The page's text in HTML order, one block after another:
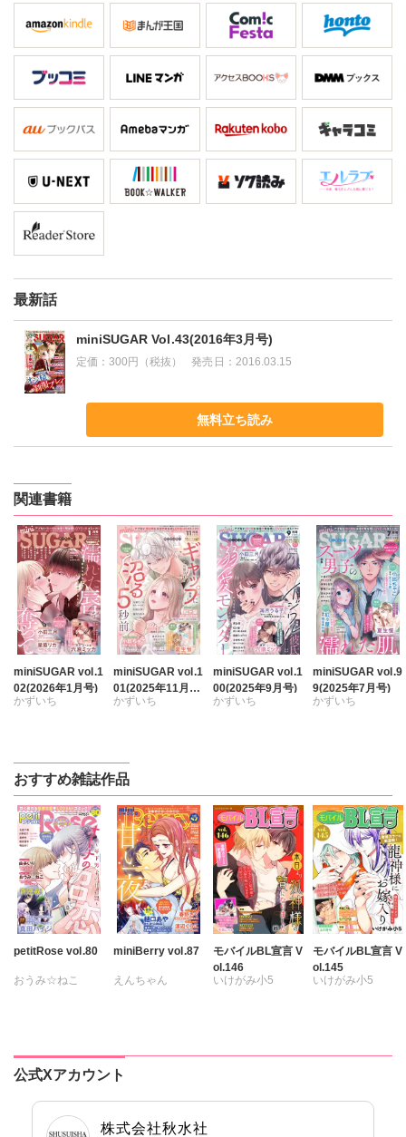
最新話
miniSUGAR Vol.43(2016年3月号)
定価：300円（税抜） 発売日： 2016.03.15
無料立ち読み
関連書籍
miniSUGAR vol.1
02(2026年1月号)
かずいち
ヒナギク びる
夏生恒
桐嶋ショウコ
小田三月
星脇リカ
清水沙斗子
海月うる子
さくら蒼
踊る毒林檎
六原ミッカ
miniSUGAR vol.1
01(2025年11月
号)
かずいち
ヒナギク
夏生恒
桐嶋ショウコ
小田三月
清水沙斗子
海月うる子
さくら蒼
踊る毒林檎
六原ミッカ
小出ちゃこ
miniSUGAR vol.1
00(2025年9月号)
かずいち
桐嶋ショウコ
小田三月
清水沙斗子
海月うる子
さくら蒼
踊る毒林檎
六原ミッカ
小出ちゃこ
紅ヶ屋
miniSUGAR vol.9
9(2025年7月号)
かずいち
夏生恒
桐嶋ショウコ
清水沙斗子
海月うる子
さくら蒼
踊る毒林檎
六原ミッカ
小出ちゃこ
紅ヶ屋
おすすめ雑誌作品
petitRose vol.80
おうみ☆ねこ
真田ハイジ
桃凪めぐ
日野塔子
miniBerry vol.87
えんちゃん
蒼椅哉方
渡辺くらこ
樋口あや
モバイルBL宣言 V
ol.146
いけがみ小5
モバイルBL宣言 V
ol.145
いけがみ小5
公式Xアカウント
株式会社秋水社